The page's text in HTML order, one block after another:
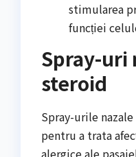
stimularea
funcției
Spray-uri
steroid
Spray-urile
pentru a trata
alergice ale